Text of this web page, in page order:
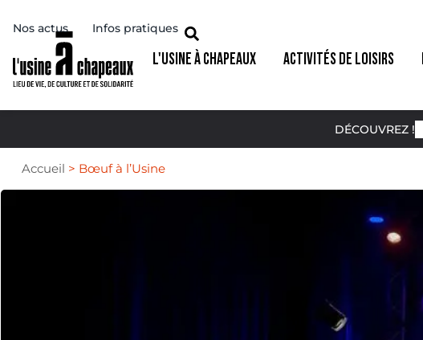
Nos actus Infos pratiques
L'USINE À CHAPEAUX ACTIVITÉS DE LOISIRS
DÉCOUVREZ !
Accueil > Bœuf à l’Usine